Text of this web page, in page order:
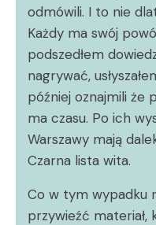
odmówili. I to nie
Każdy ma swój
podszedłem
nagrywać,
później oznajmili że
ma czasu. Po ich
Warszawy mają
Czarna lista wita.
Co w tym wypadku
przywieźć materiał,